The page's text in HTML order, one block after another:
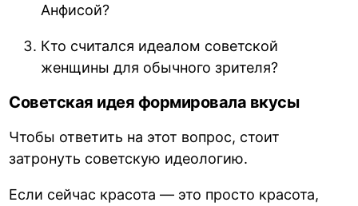
Анфисой?
Кто считался идеалом советской
женщины для обычного зрителя?
Советская идея формировала вкусы
Чтобы ответить на этот вопрос, стоит
затронуть советскую идеологию.
Если сейчас красота — это просто красота,